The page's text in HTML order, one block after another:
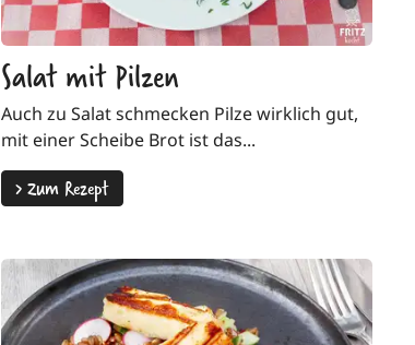
Salat mit Pilzen
Auch zu Salat schmecken Pilze wirklich gut,
mit einer Scheibe Brot ist das...
>Zum Rezept